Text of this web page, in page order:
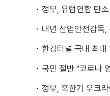
정부, 유럽연합 탄
내년 산업안전감독
한강터널 국내 최
국민 절반 "코로나
정부, 혹한기 우크